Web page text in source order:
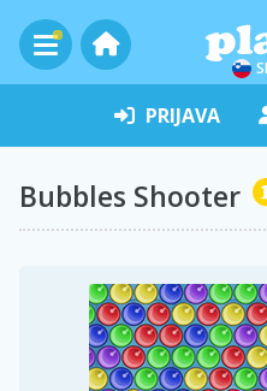
SI
PRIJAVA
Bubbles Shooter